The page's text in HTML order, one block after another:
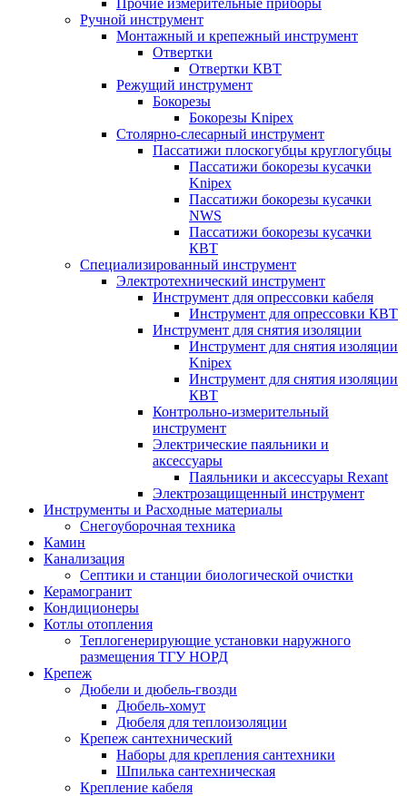
Прочие измерительные приборы
Ручной инструмент
Монтажный и крепежный инструмент
Отвертки
Отвертки КВТ
Режущий инструмент
Бокорезы
Бокорезы Knipex
Столярно-слесарный инструмент
Пассатижи плоскогубцы круглогубцы
Пассатижи бокорезы кусачки
Knipex
Пассатижи бокорезы кусачки
NWS
Пассатижи бокорезы кусачки
КВТ
Специализированный инструмент
Электротехнический инструмент
Инструмент для опрессовки кабеля
Инструмент для опрессовки КВТ
Инструмент для снятия изоляции
Инструмент для снятия изоляции
Knipex
Инструмент для снятия изоляции
КВТ
Контрольно-измерительный
инструмент
Электрические паяльники и
аксессуары
Паяльники и аксессуары Rexant
Электрозащищенный инструмент
Инструменты и Расходные материалы
Снегоуборочная техника
Камин
Канализация
Септики и станции биологической очистки
Керамогранит
Кондиционеры
Котлы отопления
Теплогенерирующие установки наружного
размещения ТГУ НОРД
Крепеж
Дюбели и дюбель-гвозди
Дюбель-хомут
Дюбеля для теплоизоляции
Крепеж сантехнический
Наборы для крепления сантехники
Шпилька сантехническая
Крепление кабеля